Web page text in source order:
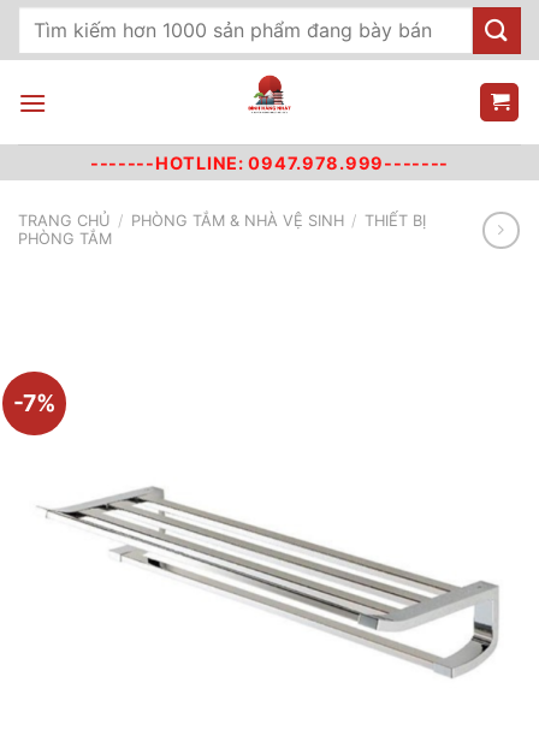
Chuyển
dung
Tìm
-------HOTLINE: 0947.978.999-------
TRANG CHỦ / PHÒNG TẮM & NHÀ VỆ SINH / THIẾT BỊ
PHÒNG TẮM
-7%